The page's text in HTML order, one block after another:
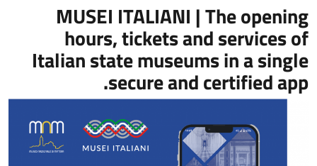
MUSEI ITALIANI | The opening
hours, tickets and services of
Italian state museums in a single
secure and certified app.